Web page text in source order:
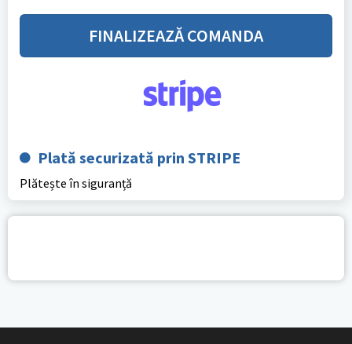
FINALIZEAZĂ COMANDA
Plată securizată prin STRIPE
Plătește în siguranță